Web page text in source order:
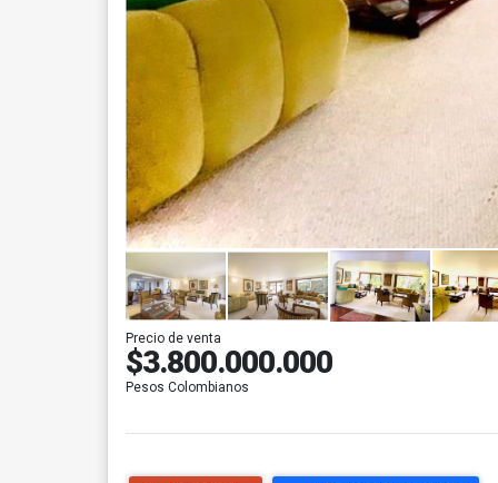
Precio de venta
$3.800.000.000
Pesos Colombianos